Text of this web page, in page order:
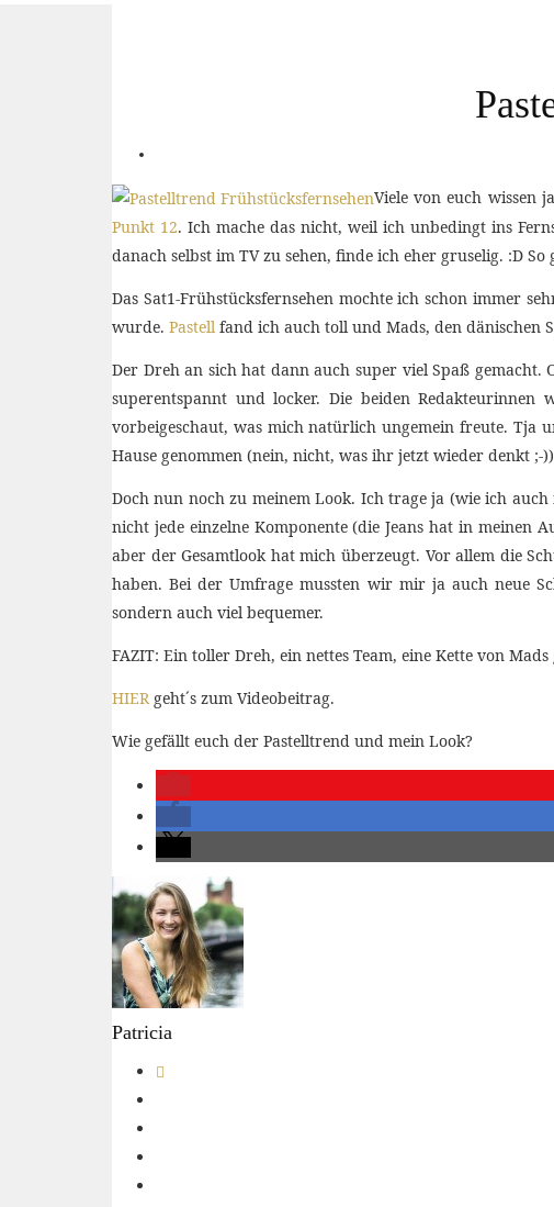
Viele von euch wissen
Punkt 12. Ich mache das nicht, weil ich unbedingt ins
danach selbst im TV zu sehen, finde ich eher gruselig. :D
Das Sat1-Frühstücksfernsehen mochte ich schon immer
wurde. Pastell fand ich auch toll und Mads, den dänischen
Der Dreh an sich hat dann auch super viel Spaß
superentspannt und locker. Die beiden
vorbeigeschaut, was mich natürlich ungemein freute. Tja
Hause genommen (nein, nicht, was ihr jetzt wieder denkt ;-
Doch nun noch zu meinem Look. Ich trage ja (wie ich
nicht jede einzelne Komponente (die Jeans hat in meinen
aber der Gesamtlook hat mich überzeugt. Vor allem die
haben. Bei der Umfrage mussten wir mir ja auch neue
sondern auch viel bequemer.
FAZIT: Ein toller Dreh, ein nettes Team, eine Kette von
HIERgeht´s zum Videobeitrag.
Wie gefällt euch der Pastelltrend und mein Look?
Patricia